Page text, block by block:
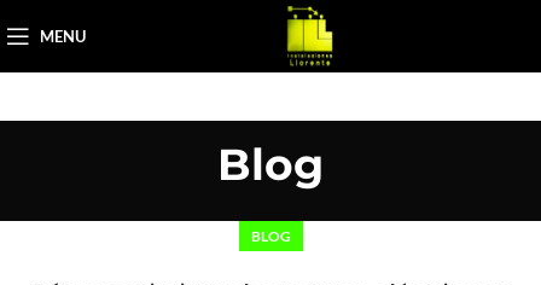
MENU
Blog
BLOG